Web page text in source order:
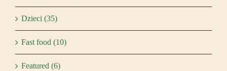
Dzieci (35)
Fast food (10)
Featured (6)